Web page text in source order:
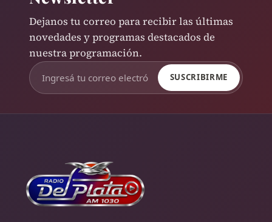
Dejanos tu correo para recibir las últimas
novedades y programas destacados de
nuestra programación.
SUSCRIBIRME